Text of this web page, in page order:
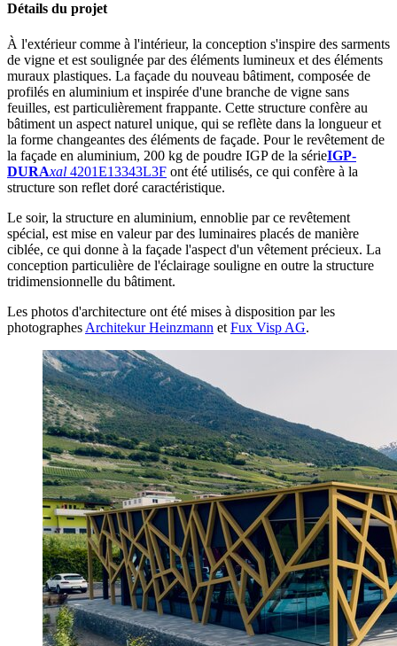
Détails du projet
À l'extérieur comme à l'intérieur, la conception s'inspire des sarments
de vigne et est soulignée par des éléments lumineux et des éléments
muraux plastiques. La façade du nouveau bâtiment, composée de
profilés en aluminium et inspirée d'une branche de vigne sans
feuilles, est particulièrement frappante. Cette structure confère au
bâtiment un aspect naturel unique, qui se reflète dans la longueur et
la forme changeantes des éléments de façade. Pour le revêtement de
la façade en aluminium, 200 kg de poudre IGP de la sérieIGP-
DURAxal 4201E13343L3F ont été utilisés, ce qui confère à la
structure son reflet doré caractéristique.
Le soir, la structure en aluminium, ennoblie par ce revêtement
spécial, est mise en valeur par des luminaires placés de manière
ciblée, ce qui donne à la façade l'aspect d'un vêtement précieux. La
conception particulière de l'éclairage souligne en outre la structure
tridimensionnelle du bâtiment.
Les photos d'architecture ont été mises à disposition par les
photographes Architekur Heinzmann et Fux Visp AG.